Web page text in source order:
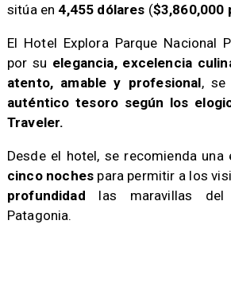
sitúa en 4,455 dólares ($3,860,000
​El Hotel Explora Parque Nacional
por su elegancia, excelencia
atento, amable y profesional, se
auténtico tesoro según los
Traveler.
Desde el hotel, se recomienda una
cinco noches para permitir a los
profundidad las maravillas del
Patagonia.